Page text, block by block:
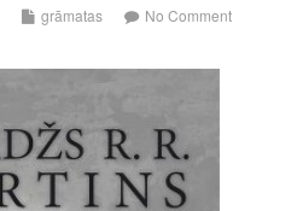
grāmatas No Comment